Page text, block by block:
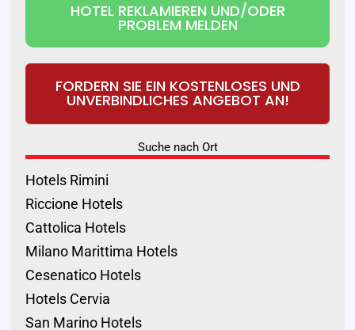
HOTEL REKLAMIEREN UND/ODER
PROBLEM MELDEN
FORDERN SIE EIN KOSTENLOSES UND
UNVERBINDLICHES ANGEBOT AN!
Suche nach Ort
Hotels Rimini
Riccione Hotels
Cattolica Hotels
Milano Marittima Hotels
Cesenatico Hotels
Hotels Cervia
San Marino Hotels